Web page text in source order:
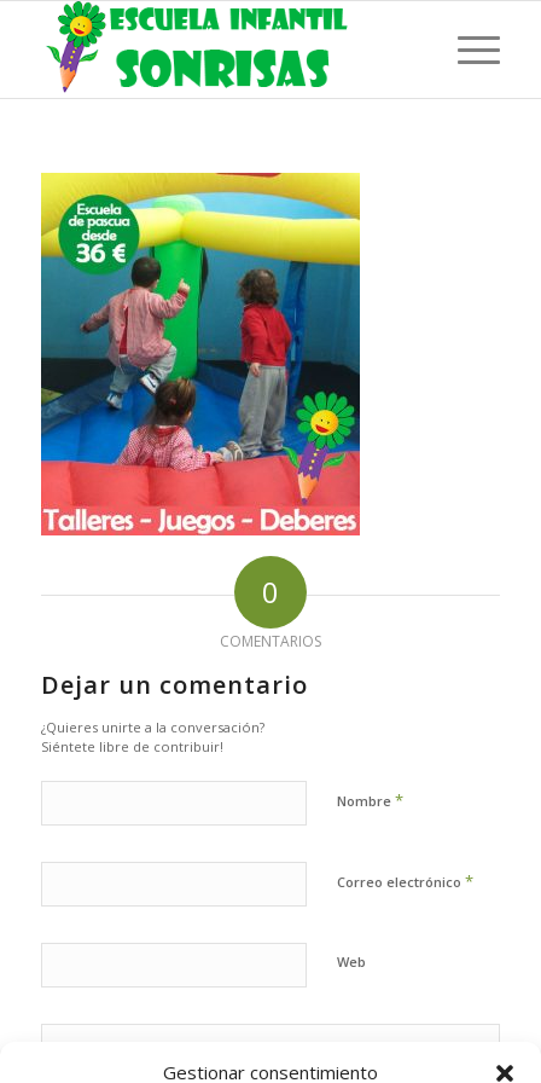
Gestionar consentimiento
0
COMENTARIOS
Dejar un comentario
¿Quieres unirte a la conversación?
Siéntete libre de contribuir!
Nombre *
Correo electrónico *
Web